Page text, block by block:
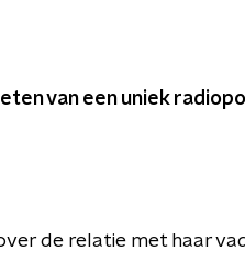
van een uniek
de relatie met haar